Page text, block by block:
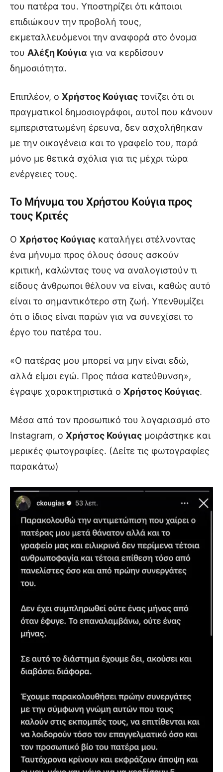
του πατέρα του. Υποστηρίζει ότι κάποιοι
επιδιώκουν την προβολή τους,
εκμεταλλευόμενοι την αναφορά στο όνομα
του Αλέξη Κούγια για να κερδίσουν
δημοσιότητα.
Επιπλέον, ο Χρήστος Κούγιας τονίζει ότι οι
πραγματικοί δημοσιογράφοι, αυτοί που κάνουν
εμπεριστατωμένη έρευνα, δεν ασχολήθηκαν
με την οικογένεια και το γραφείο του, παρά
μόνο με θετικά σχόλια για τις μέχρι τώρα
ενέργειες τους.
Το Μήνυμα του Χρήστου Κούγια προς
τους Κριτές
Ο Χρήστος Κούγιας καταλήγει στέλνοντας
ένα μήνυμα προς όλους όσους ασκούν
κριτική, καλώντας τους να αναλογιστούν τι
είδους άνθρωποι θέλουν να είναι, καθώς αυτό
είναι το σημαντικότερο στη ζωή. Υπενθυμίζει
ότι ο ίδιος είναι παρών για να συνεχίσει το
έργο του πατέρα του.
«Ο πατέρας μου μπορεί να μην είναι εδώ,
αλλά είμαι εγώ. Προς πάσα κατεύθυνση»,
έγραψε χαρακτηριστικά ο Χρήστος Κούγιας.
Μέσα από τον προσωπικό του λογαριασμό στο
Instagram, ο Χρήστος Κούγιας μοιράστηκε και
μερικές φωτογραφίες. (Δείτε τις φωτογραφίες
παρακάτω)